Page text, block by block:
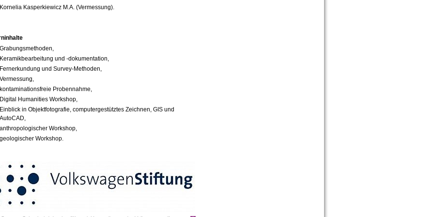
Kasperkiewicz M.A. (Vermessung).
und -dokumentation,
und Survey-Methoden,
Probennahme,
Humanities Workshop,
in Objektfotografie, computergestütztes Zeichnen, GIS und
Workshop,
Workshop.